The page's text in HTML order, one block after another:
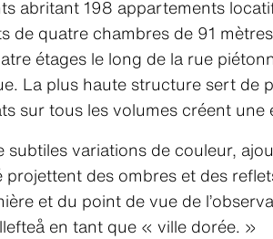
abritant 198 appartements
quatre chambres de 91
étages le long de la rue
La plus haute structure sert de
sur tous les volumes créent
variations de couleur,
des ombres et des
et du point de vue de
en tant que « ville dorée. »